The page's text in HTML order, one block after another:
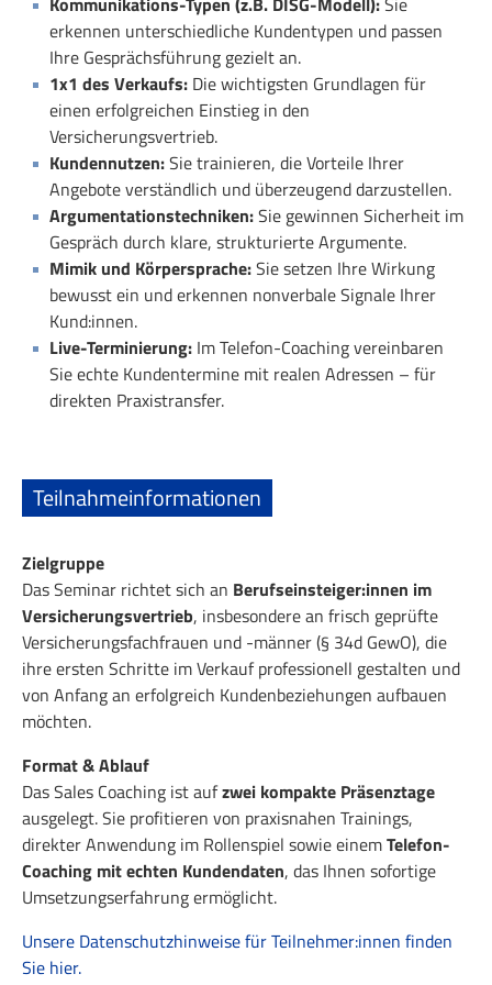
erkennen unterschiedliche Kundentypen und passen
Ihre Gesprächsführung gezielt an.
1x1 des Verkaufs: Die wichtigsten Grundlagen für
einen erfolgreichen Einstieg in den
Versicherungsvertrieb.
Kundennutzen:Sie trainieren, die Vorteile Ihrer
Angebote verständlich und überzeugend darzustellen.
Argumentationstechniken:Sie gewinnen Sicherheit im
Gespräch durch klare, strukturierte Argumente.
Mimik und Körpersprache:Sie setzen Ihre Wirkung
bewusst ein und erkennen nonverbale Signale Ihrer
Kund:innen.
Live-Terminierung: Im Telefon-Coaching vereinbaren
Sie echte Kundentermine mit realen Adressen – für
direkten Praxistransfer.
Teilnahmeinformationen
Zielgruppe
Das Seminar richtet sich an Berufseinsteiger:innen im
Versicherungsvertrieb, insbesondere an frisch geprüfte
Versicherungsfachfrauen und -männer (§ 34d GewO), die
ihre ersten Schritte im Verkauf professionell gestalten und
von Anfang an erfolgreich Kundenbeziehungen aufbauen
möchten.
Format & Ablauf
Das Sales Coaching ist aufzwei kompakte Präsenztage
ausgelegt. Sie profitieren von praxisnahen Trainings,
direkter Anwendung im Rollenspiel sowie einemTelefon-
Coaching mit echten Kundendaten, das Ihnen sofortige
Umsetzungserfahrung ermöglicht.
Unsere Datenschutzhinweise für Teilnehmer:innen finden
Sie hier.